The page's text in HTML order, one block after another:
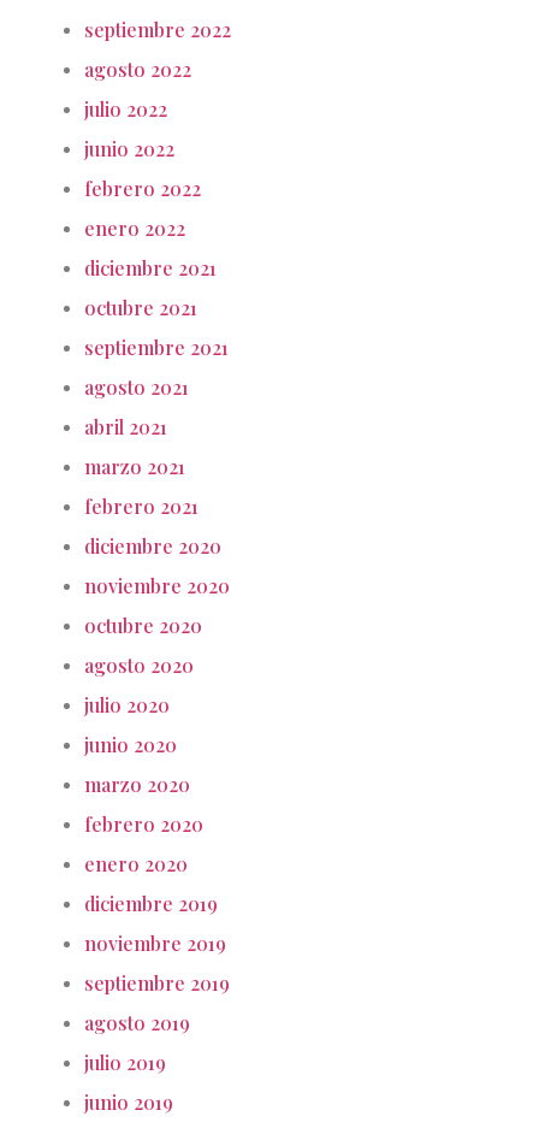
septiembre 2022
agosto 2022
julio 2022
junio 2022
febrero 2022
enero 2022
diciembre 2021
octubre 2021
septiembre 2021
agosto 2021
abril 2021
marzo 2021
febrero 2021
diciembre 2020
noviembre 2020
octubre 2020
agosto 2020
julio 2020
junio 2020
marzo 2020
febrero 2020
enero 2020
diciembre 2019
noviembre 2019
septiembre 2019
agosto 2019
julio 2019
junio 2019